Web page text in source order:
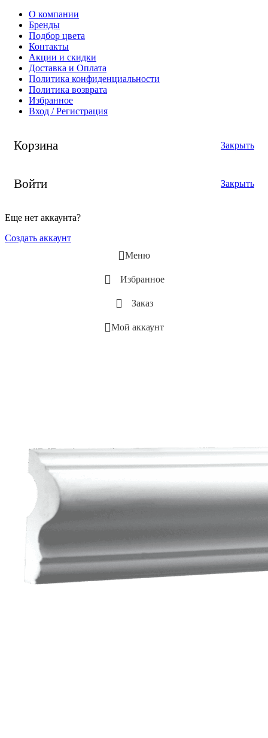
О компании
Бренды
Подбор цвета
Контакты
Акции и скидки
Доставка и Оплата
Политика конфиденциальности
Политика возврата
Избранное
Вход / Регистрация
Корзина Закрыть
Войти Закрыть
Еще нет аккаунта?
Создать аккаунт
Меню
Избранное
Заказ
Мой аккаунт